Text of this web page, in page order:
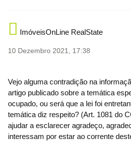
ImóveisOnLine RealState
10 Dezembro 2021, 17:38
Vejo alguma contradição na
artigo publicado sobre a temática
ocupado, ou será que a lei foi
temática diz respeito? (Art. 1081 do
ajudar a esclarecer agradeço,
interessam por estar ao corrente